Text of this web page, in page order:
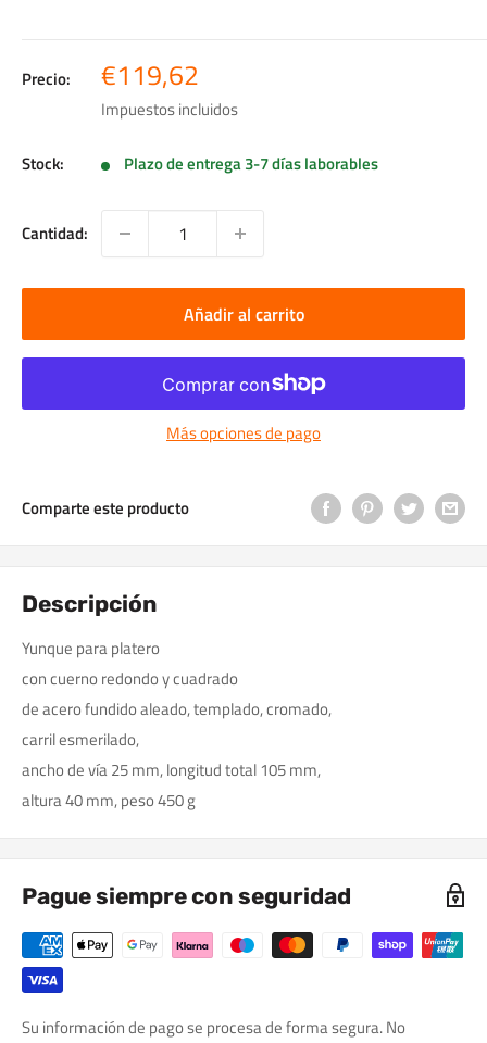
Precio: Precio
de
venta
€119,62
Impuestos incluidos
Stock: Plazo de entrega 3-7 días laborables
Cantidad:
Añadir al carrito
Más opciones de pago
Comparte este producto
Descripción
Yunque para platero
con cuerno redondo y cuadrado
de acero fundido aleado, templado, cromado,
carril esmerilado,
ancho de vía 25 mm, longitud total 105 mm,
altura 40 mm, peso 450 g
Pague siempre con seguridad
Su información de pago se procesa de forma segura. No